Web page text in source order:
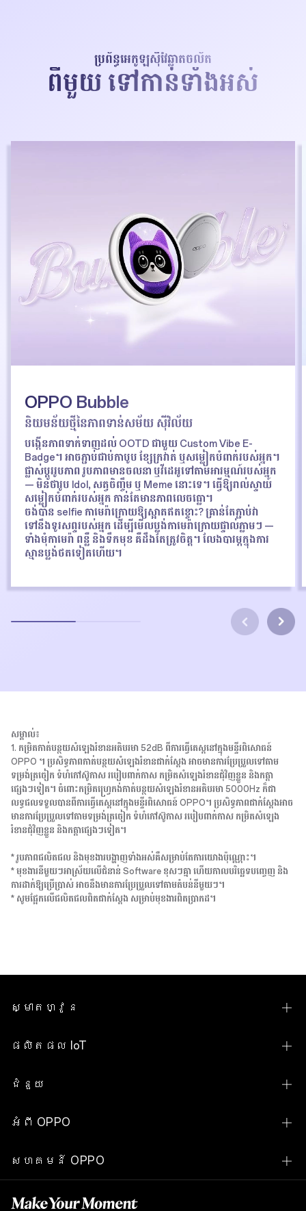
ប្រព័ន្ធអេកូឡូស៊ីវៃឆ្លាតចល័ត
ពីមួយ ទៅកាន់ទាំងអស់
OPPO Bubble
និយមន័យថ្មីនៃភាពទាន់សម័យ ស៊ីវិល័យ
បង្កើនភាពទាក់ទាញដល់ OOTD ជាមួយ Custom Vibe E-
Badge។ អាចភ្ជាប់ជាប់កាបូប ខ្សែក្រវាត់ ឬសម្លៀកបំពាក់របស់អ្នក។
ផ្លាស់ប្តូររូបភាព រូបភាពមានចលនា ឬវីដេអូទៅតាមអារម្មណ៍របស់អ្នក
— មិនថារូប Idol, សត្វចិញ្ចឹម ឬ Meme នោះទេ។ ធ្វើឱ្យរាល់ស្ទាយ៍
សម្លៀកបំពាក់របស់អ្នក កាន់តែមានភាពលេចធ្លោ។
ចង់បាន selfie កាមេរ៉ាក្រោយឱ្យស្អាតឥតខ្ចោះ? គ្រាន់តែភ្ជាប់វា
ទៅនឹងទូរសព្ទរបស់អ្នក ដើម្បីមើលប្លង់កាមេរ៉ាក្រោយផ្ទាល់ភ្លាមៗ —
ទាំងមុំកាមេរ៉ា ពន្លឺ និងទឹកមុខ គឺដឹងតែត្រូវចិត្ត។ លែងបារម្ភក្នុងការ
ស្មានប្លង់ថតទៀតហើយ។
សម្គាល់៖
1. កម្រិតកាត់បន្ថយសំឡេងរំខានអតិបរមា 52dB ពីការធ្វើតេស្តនៅក្នុងមន្ទីរពិសោធន៍
OPPO ។ ប្រសិទ្ធភាពកាត់បន្ថយសំឡេងរំខានជាក់ស្តែង អាចមានការប្រែប្រួលទៅតាម
ទម្រង់ត្រចៀក ទំហំកៅស៊ូកាស របៀបពាក់កាស កម្រិតសំឡេងរំខានជុំវិញខ្លួន និងកត្តា
ផ្សេងៗទៀត។ ចំពោះកម្រិតហ្វ្រេកង់កាត់បន្ថយសំឡេងរំខានអតិបរមា 5000Hz ក៏ជា
លទ្ធផលទទួលបានពីការធ្វើតេស្តនៅក្នុងមន្ទីរពិសោធន៍ OPPO។ ប្រសិទ្ធភាពជាក់ស្តែងអាច
មានការប្រែប្រួលទៅតាមទម្រង់ត្រចៀក ទំហំកៅស៊ូកាស របៀបពាក់កាស កម្រិតសំឡេង
រំខានជុំវិញខ្លួន និងកត្តាផ្សេងៗទៀត។
* រូបភាពផលិតផល និងមុខងារបង្ហាញទាំងអស់គឺសម្រាប់តែការយោងប៉ុណ្ណោះ។
* មុខងារនីមួយៗអាស្រ័យលើជំនាន់ Software ខុសៗគ្នា ហើយកាលបរិច្ឆេទបញ្ចេញ និង
ការដាក់ឱ្យប្រើប្រាស់ អាចនឹងមានការប្រែប្រួលទៅតាមតំបន់នីមួយៗ។
* សូមផ្អែកលើផលិតផលពិតជាក់ស្តែង សម្រាប់មុខងារពិតប្រាកដ។
ស្មាតហ្វូន
Find N Series
Reno Series
A Series
ផលិតផល IoT
OPPO Pad SE
OPPO Watch X2
OPPO Watch X2 Mini
OPPO Watch X
ជំនួយ
ទំនាក់ទំនងពួកយើង
ការត្រួតពិនិត្យស្ថានភាពការធានា
អំពី OPPO
ជីវប្រវត្តិរបស់យើង
ស្វែងយល់
OPPO Apex Guard
សហគមន៍ OPPO